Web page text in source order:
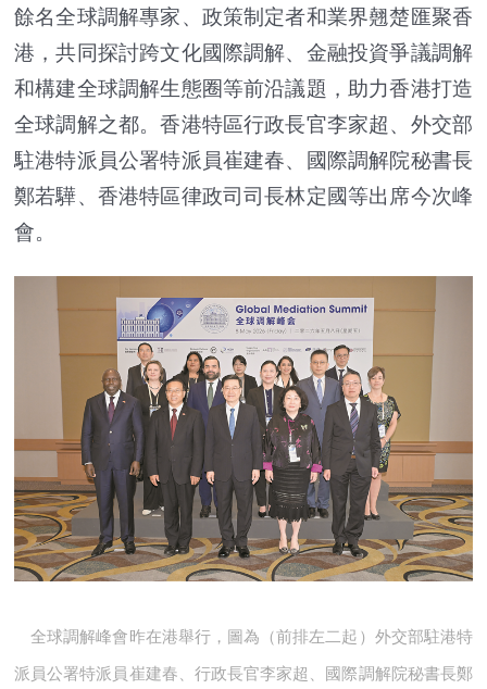
餘名全球調解專家、政策制定者和業界翹楚匯聚香
港，共同探討跨文化國際調解、金融投資爭議調解
和構建全球調解生態圈等前沿議題，助力香港打造
全球調解之都。香港特區行政長官李家超、外交部
駐港特派員公署特派員崔建春、國際調解院秘書長
鄭若驊、香港特區律政司司長林定國等出席今次峰
會。
全球調解峰會昨在港舉行，圖為（前排左二起）外交部駐港特
派員公署特派員崔建春、行政長官李家超、國際調解院秘書長鄭